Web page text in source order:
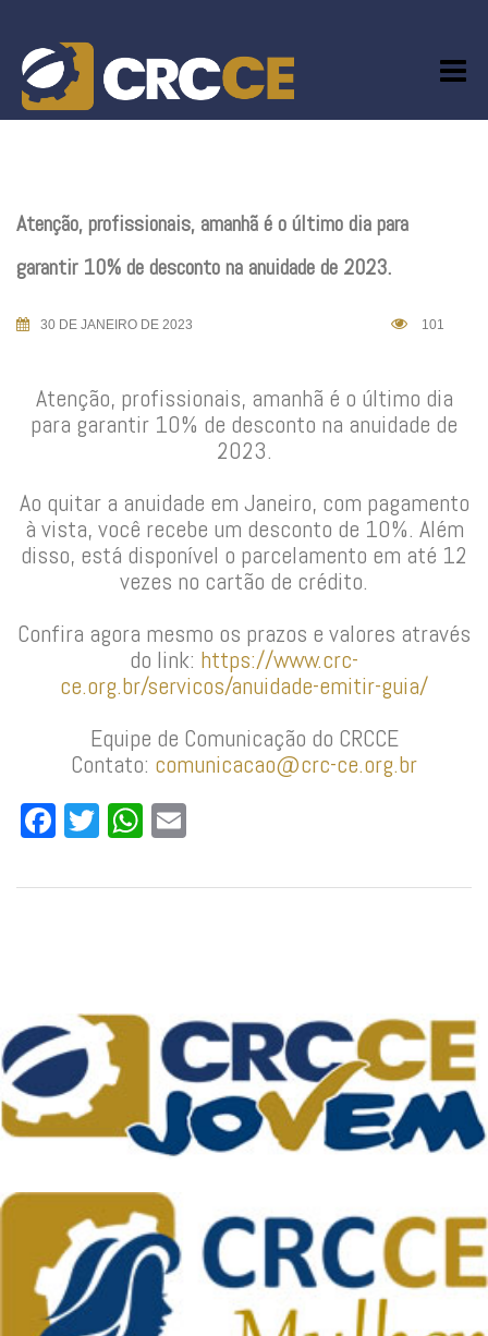
content
Atenção, profissionais, amanhã é o último dia para
garantir 10% de desconto na anuidade de 2023.
30 DE JANEIRO DE 2023 101
Atenção, profissionais, amanhã é o último dia
para garantir 10% de desconto na anuidade de
2023.
Ao quitar a anuidade em Janeiro, com pagamento
à vista, você recebe um desconto de 10%. Além
disso, está disponível o parcelamento em até 12
vezes no cartão de crédito.
Confira agora mesmo os prazos e valores através
do link: https://www.crc-
ce.org.br/servicos/anuidade-emitir-guia/
Equipe de Comunicação do CRCCE
Contato: comunicacao@crc-ce.org.br
Facebook
TwitterWhatsApp